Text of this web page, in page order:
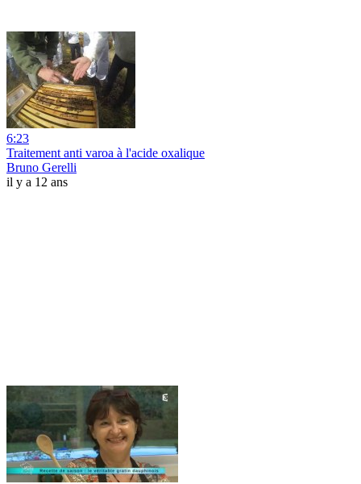
6:23
Traitement anti varoa à l'acide oxalique
Bruno Gerelli
il y a 12 ans